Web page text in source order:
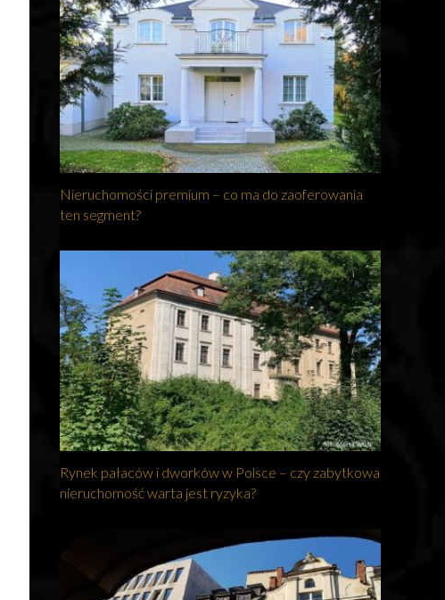
Nieruchomości premium – co ma do zaoferowania
ten segment?
Rynek pałaców i dworków w Polsce – czy zabytkowa
nieruchomość warta jest ryzyka?